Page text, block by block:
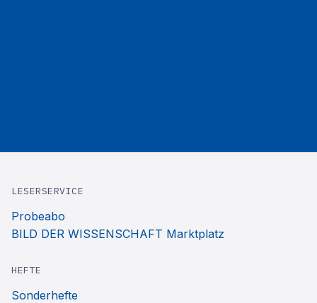
LESERSERVICE
Probeabo
BILD DER WISSENSCHAFT Marktplatz
HEFTE
Sonderhefte